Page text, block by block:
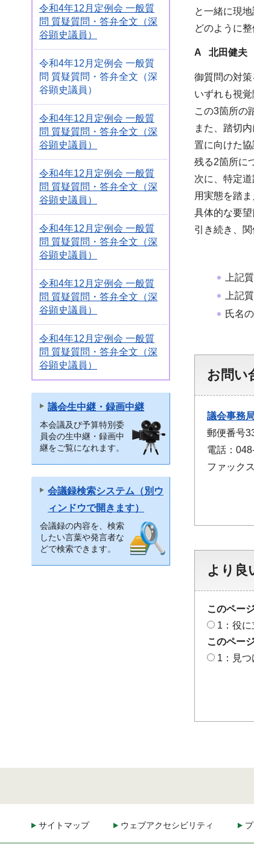
令和4年12月定例会 一般質
問 質疑質問・答弁全文（深
谷顕史議員）
令和4年12月定例会 一般質
問 質疑質問・答弁全文（深
谷顕史議員）
令和4年12月定例会 一般質
問 質疑質問・答弁全文（深
谷顕史議員）
令和4年12月定例会 一般質
問 質疑質問・答弁全文（深
谷顕史議員）
令和4年12月定例会 一般質
問 質疑質問・答弁全文（深
谷顕史議員）
令和4年12月定例会 一般質
問 質疑質問・答弁全文（深
谷顕史議員）
令和4年12月定例会 一般質
問 質疑質問・答弁全文（深
谷顕史議員）
議会生中継・録画中継
本会議及び予算特別委
員会の生中継・録画中
継をご覧になれます。
会議録検索システム（別ウ
ィンドウで開きます）
会議録の内容を、検索
したい言葉や発言者な
どで検索できます。
と一緒に現
どのように
A 北田健夫
御質問の対
いずれも視
この3箇所の
また、踏切
置に向けた協
残る2箇所に
次に、特定
用実態を踏
具体的な要
引き続き、
上記
上記
氏名
お問い
議会事務
郵便番号
電話：
ファック
より良
このペー
1：役に
このペー
1：見つ
サイトマップ ウェブアクセシビリティ